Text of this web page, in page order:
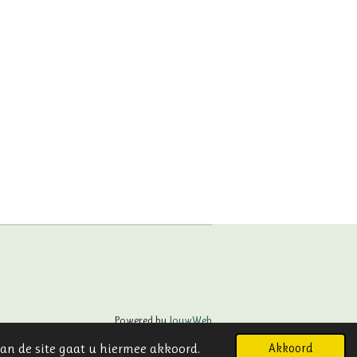
de site gaat u hiermee akkoord. Akkoord
Powered byJouwWeb